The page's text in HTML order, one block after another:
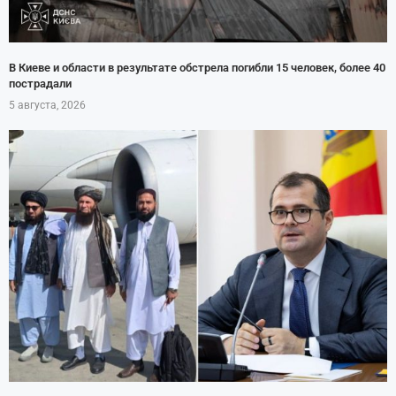
В Киеве и области в результате обстрела погибли 15 человек, более 40
пострадали
5 августа, 2026